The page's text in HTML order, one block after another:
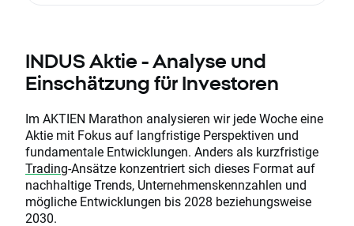
INDUS Aktie - Analyse und
Einschätzung für Investoren
Im AKTIEN Marathon analysieren wir jede Woche eine
Aktie mit Fokus auf langfristige Perspektiven und
fundamentale Entwicklungen. Anders als kurzfristige
Trading-Ansätze konzentriert sich dieses Format auf
nachhaltige Trends, Unternehmenskennzahlen und
mögliche Entwicklungen bis 2028 beziehungsweise
2030.